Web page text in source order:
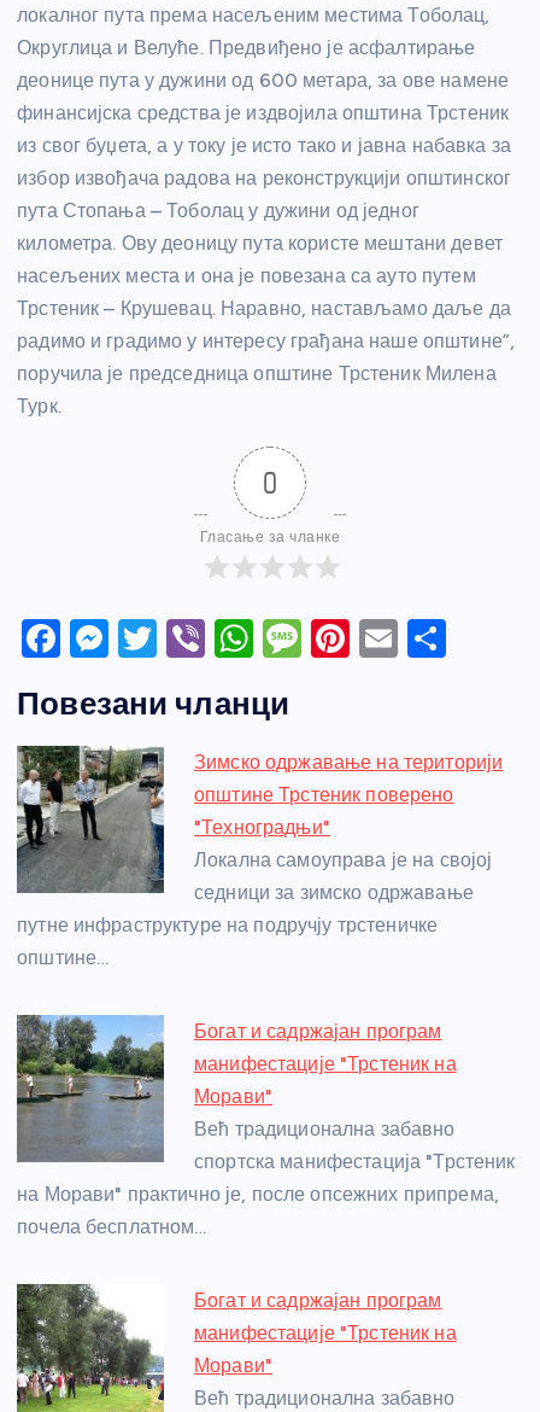
локалног пута према насељеним местима Тоболац,
Округлица и Велуће. Предвиђено је асфалтирање
деонице пута у дужини од 600 метара, за ове намене
финансијска средства је издвојила општина Трстеник
из свог буџета, а у току је исто тако и јавна набавка за
избор извођача радова на реконструкцији општинског
пута Стопања – Тоболац у дужини од једног
километра. Ову деоницу пута користе мештани девет
насељених места и она је повезана са ауто путем
Трстеник – Крушевац. Наравно, настављамо даље да
радимо и градимо у интересу грађана наше општине”,
поручила је председница општине Трстеник Милена
Турк.
0
Гласање за чланке
F
c
e
b
o
o
k
M
ss
e
n
g
er
T
itt
er
Vi
er
W
at
s
A
p
p
M
a
g
e
Pi
e
st
E
e
Повезани чланци
Зимско одржавање на територији
општине Трстеник поверено
"Техноградњи"
Локална самоуправа је на својој
седници за зимско одржавање
путне инфраструктуре на подручју трстеничке
општине…
Богат и садржајан програм
манифестације "Трстеник на
Морави"
Већ традиционална забавно
спортска манифестација "Трстеник
на Морави" практично је, после опсежних припрема,
почела бесплатном…
Богат и садржајан програм
манифестације "Трстеник на
Морави"
Већ традиционална забавно